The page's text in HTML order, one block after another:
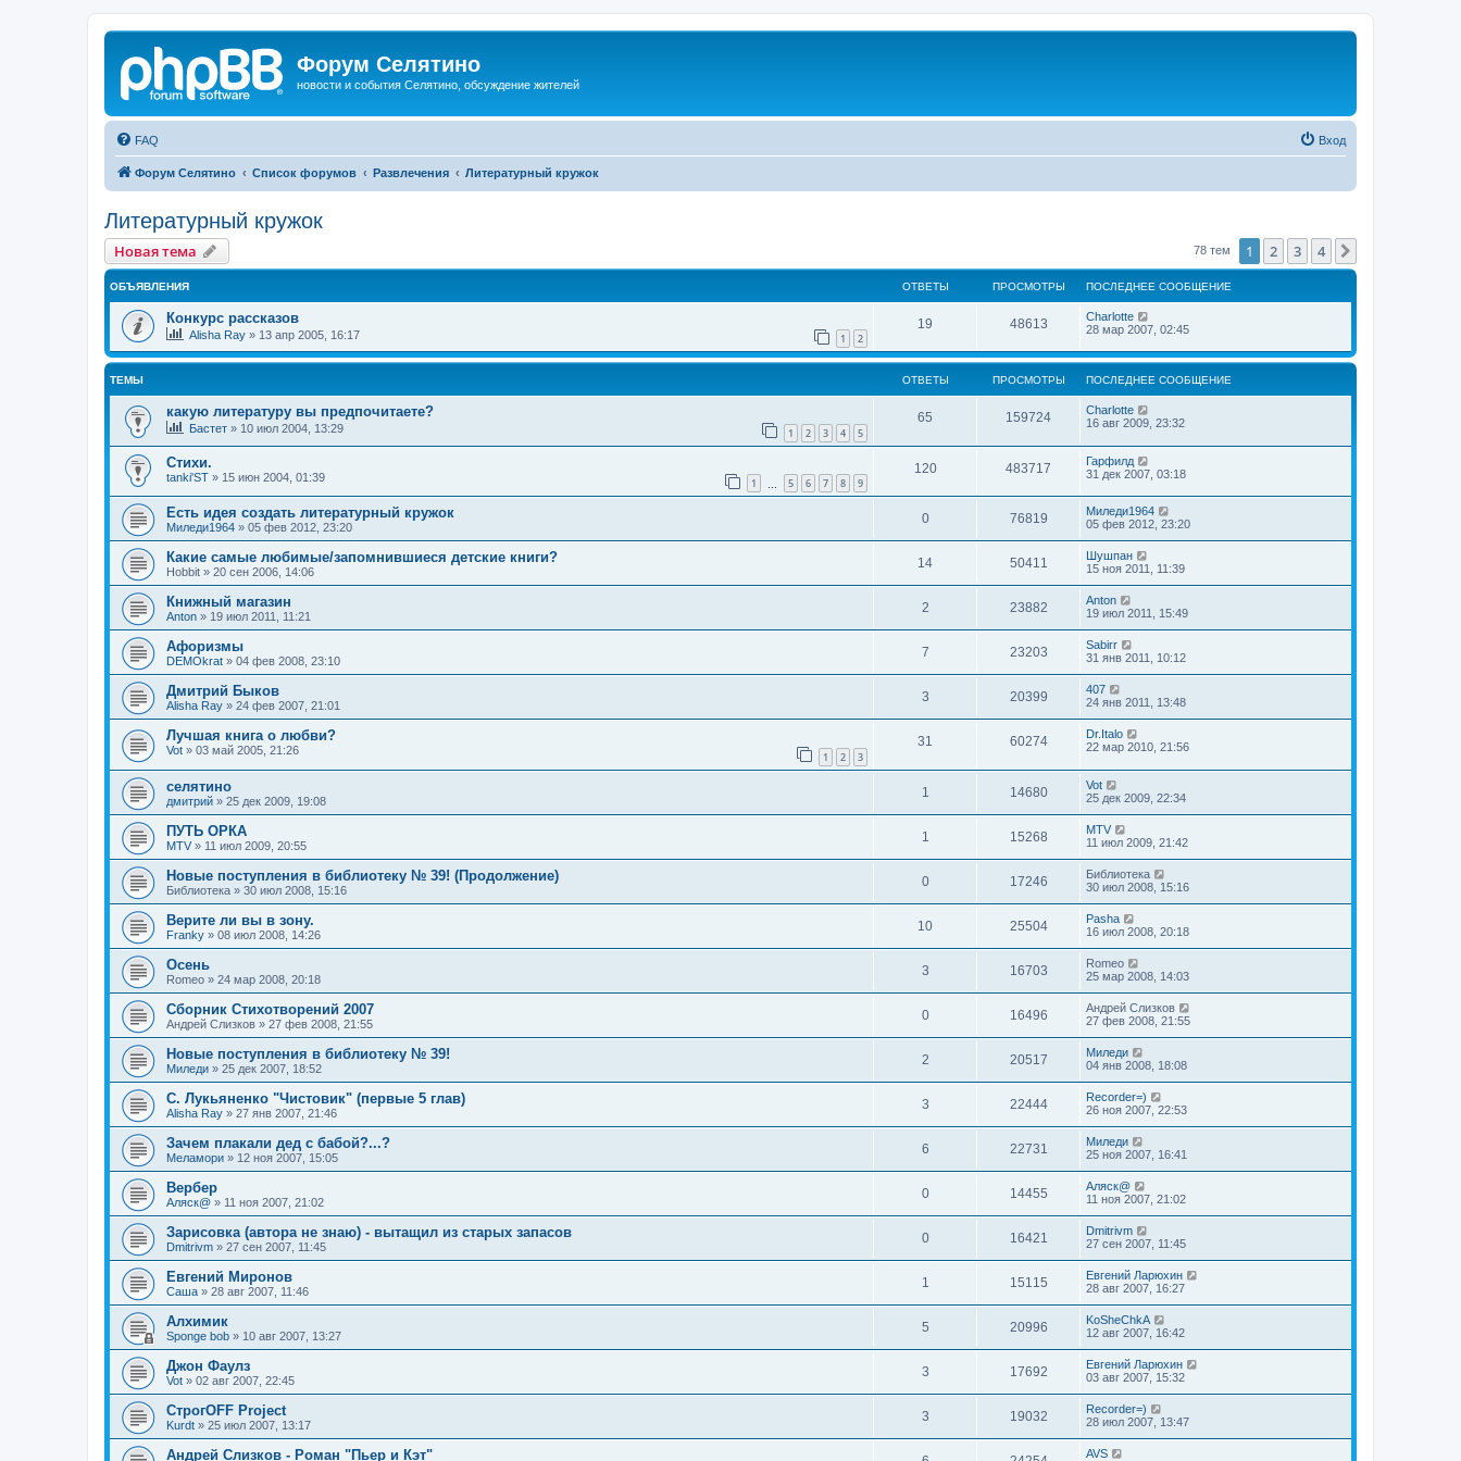
Форум Селятино
новости и события Селятино, обсуждение жителей
FAQ Вход
Форум Селятино Список форумов Развлечения Литературный кружок
Литературный кружок
Новая тема 78 тем 1 2 3 4
ОБЪЯВЛЕНИЯ ОТВЕТЫ ПРОСМОТРЫ ПОСЛЕДНЕЕ СООБЩЕНИЕ
Конкурс рассказов
Alisha Ray » 13 апр 2005, 16:17 1 2
19 48613
Charlotte
28 мар 2007, 02:45
ТЕМЫ ОТВЕТЫ ПРОСМОТРЫ ПОСЛЕДНЕЕ СООБЩЕНИЕ
какую литературу вы предпочитаете?
Бастет » 10 июл 2004, 13:29 1 2 3 4 5
65 159724
Charlotte
16 авг 2009, 23:32
Стихи.
tanki'ST » 15 июн 2004, 01:39 1 5 6 7 8 9
120 483717
Гарфилд
31 дек 2007, 03:18
Есть идея создать литературный кружок
Миледи1964 » 05 фев 2012, 23:20
0 76819
Миледи1964
05 фев 2012, 23:20
Какие самые любимые/запомнившиеся детские книги?
Hobbit » 20 сен 2006, 14:06
14 50411
Шушпан
15 ноя 2011, 11:39
Книжный магазин
Anton » 19 июл 2011, 11:21
2 23882
Anton
19 июл 2011, 15:49
Афоризмы
DEMOkrat » 04 фев 2008, 23:10
7 23203
Sabirr
31 янв 2011, 10:12
Дмитрий Быков
Alisha Ray » 24 фев 2007, 21:01
3 20399
407
24 янв 2011, 13:48
Лучшая книга о любви?
Vot » 03 май 2005, 21:26 1 2 3
31 60274
Dr.Italo
22 мар 2010, 21:56
селятино
дмитрий » 25 дек 2009, 19:08
1 14680
Vot
25 дек 2009, 22:34
ПУТЬ ОРКА
MTV » 11 июл 2009, 20:55
1 15268
MTV
11 июл 2009, 21:42
Новые поступления в библиотеку № 39! (Продолжение)
Библиотека » 30 июл 2008, 15:16
0 17246
Библиотека
30 июл 2008, 15:16
Верите ли вы в зону.
Franky » 08 июл 2008, 14:26
10 25504
Pasha
16 июл 2008, 20:18
Осень
Romeo » 24 мар 2008, 20:18
3 16703
Romeo
25 мар 2008, 14:03
Сборник Стихотворений 2007
Андрей Слизков » 27 фев 2008, 21:55
0 16496
Андрей Слизков
27 фев 2008, 21:55
Новые поступления в библиотеку № 39!
Миледи » 25 дек 2007, 18:52
2 20517
Миледи
04 янв 2008, 18:08
С. Лукьяненко "Чистовик" (первые 5 глав)
Alisha Ray » 27 янв 2007, 21:46
3 22444
Recorder=)
26 ноя 2007, 22:53
Зачем плакали дед с бабой?...?
Меламори » 12 ноя 2007, 15:05
6 22731
Миледи
25 ноя 2007, 16:41
Вербер
Аляск@ » 11 ноя 2007, 21:02
0 14455
Аляск@
11 ноя 2007, 21:02
Зарисовка (автора не знаю) - вытащил из старых запасов
Dmitrivm » 27 сен 2007, 11:45
0 16421
Dmitrivm
27 сен 2007, 11:45
Евгений Миронов
Саша » 28 авг 2007, 11:46
1 15115
Евгений Ларюхин
28 авг 2007, 16:27
Алхимик
Sponge bob » 10 авг 2007, 13:27
5 20996
KoSheChkA
12 авг 2007, 16:42
Джон Фаулз
Vot » 02 авг 2007, 22:45
3 17692
Евгений Ларюхин
03 авг 2007, 15:32
СтрогOFF Project
Kurdt » 25 июл 2007, 13:17
3 19032
Recorder=)
28 июл 2007, 13:47
Андрей Слизков - Роман "Пьер и Кэт"
AVS